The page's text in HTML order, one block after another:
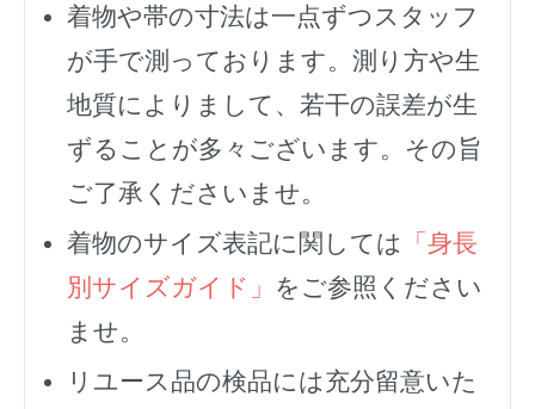
着物や帯の寸法は一点ずつスタッフ
が手で測っております。測り方や生
地質によりまして、若干の誤差が生
ずることが多々ございます。その旨
ご了承くださいませ。
着物のサイズ表記に関しては
「身長
別サイズガイド」 をご参照ください
ませ。
リユース品の検品には充分留意いた